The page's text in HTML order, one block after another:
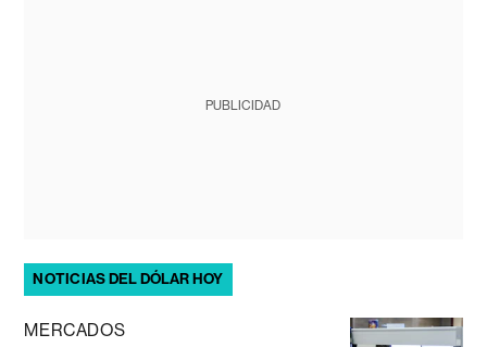
PUBLICIDAD
NOTICIAS DEL DÓLAR HOY
MERCADOS